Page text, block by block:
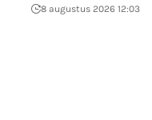
8 augustus 2026 12:03